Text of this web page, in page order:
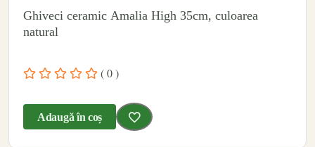
Ghiveci ceramic Amalia High 35cm, culoarea
natural
( 0 )
Adaugă în coș